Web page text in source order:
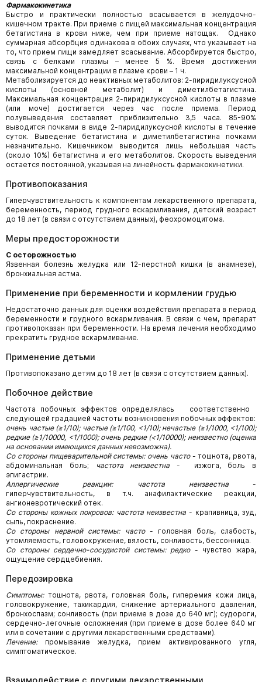
Фармакокинетика
Быстро и практически полностью всасывается в желудочно-
кишечном тракте. При приеме с пищей максимальная концентрация
бетагистина в крови ниже, чем при приеме натощак. Однако
суммарная абсорбция одинакова в обоих случаях, что указывает на
то, что прием пищи замедляет всасывание. Абсорбируется быстро,
связь с белками плазмы – менее 5 %. Время достижения
максимальной концентрации в плазме крови – 1 ч.
Метаболизируется до неактивных метаболитов: 2-пиридилуксусной
кислоты (основной метаболит) и диметилбетагистина.
Максимальная концентрация 2-пиридилуксусной кислоты в плазме
(или моче) достигается через час после приема. Период
полувыведения составляет приблизительно 3,5 часа. 85-90%
выводится почками в виде 2-пиридилуксусной кислоты в течение
суток. Выведение бетагистина и диметилбетагистина почками
незначительно. Кишечником выводится лишь небольшая часть
(около 10%) бетагистина и его метаболитов. Скорость выведения
остается постоянной, указывая на линейность фармакокинетики.
Противопоказания
Гиперчувствительность к компонентам лекарственного препарата,
беременность, период грудного вскармливания, детский возраст
до 18 лет (в связи с отсутствием данных), феохромоцитома.
Меры предосторожности
С осторожностью
Язвенная болезнь желудка или 12-перстной кишки (в анамнезе),
бронхиальная астма.
Применение при беременности и кормлении грудью
Недостаточно данных для оценки воздействия препарата в период
беременности и грудного вскармливания. В связи с чем, препарат
противопоказан при беременности. На время лечения необходимо
прекратить грудное вскармливание.
Применение детьми
Противопоказано детям до 18 лет (в связи с отсутствием данных).
Побочное действие
Частота побочных эффектов определялась соответственно
следующей градацией частоты возникновения побочных эффектов:
очень частые (≥1/10); частые (≥1/100, <1/10); нечастые (≥1/1000, <1/100);
редкие (≥1/10000, <1/1000); очень редкие (<1/10000); неизвестно (оценка
на основании имеющихся данных невозможна).
Со стороны пищеварительной системы: очень часто- тошнота, рвота,
абдоминальная боль;
частота неизвестна - изжога, боль в
эпигастрии.
Аллергические реакции: частота неизвестна-
гиперчувствительность, в т.ч. анафилактические реакции,
ангионевротический отек.
Со стороны кожных покровов: частота неизвестна - крапивница, зуд,
сыпь, покраснение.
Со стороны нервной системы: часто- головная боль, слабость,
утомляемость, головокружение, вялость, сонливость, бессонница.
Со стороны сердечно-сосудистой системы: редко- чувство жара,
ощущение сердцебиения.
Передозировка
Симптомы:тошнота, рвота, головная боль, гиперемия кожи лица,
головокружение, тахикардия, снижение артериального давления,
бронхоспазм; сонливость (при приеме в дозе до 640 мг); судороги,
сердечно-легочные осложнения (при приеме в дозе более 640 мг
или в сочетании с другими лекарственными средствами).
Лечение:промывание желудка, прием активированного угля,
симптоматическое.
Взаимодействие с другими лекарственными